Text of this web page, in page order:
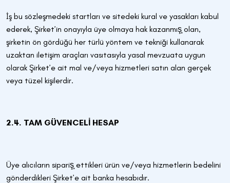
İş bu sözleşmedeki startları ve sitedeki kural ve yasakları kabul
ederek, Şirket’in onayıyla üye olmaya hak kazanmış̧ olan,
şirketin ön gördüğü her türlü yöntem ve tekniği kullanarak
uzaktan iletişim araçları vasıtasıyla yasal mevzuata uygun
olarak Şirket’e ait mal ve/veya hizmetleri satın alan gerçek
veya tüzel kişilerdir.
2.4. TAM GÜVENCELİ HESAP
Üye alıcıların sipariş̧ ettikleri ürün ve/veya hizmetlerin bedelini
gönderdikleri Şirket’e ait banka hesabıdır.